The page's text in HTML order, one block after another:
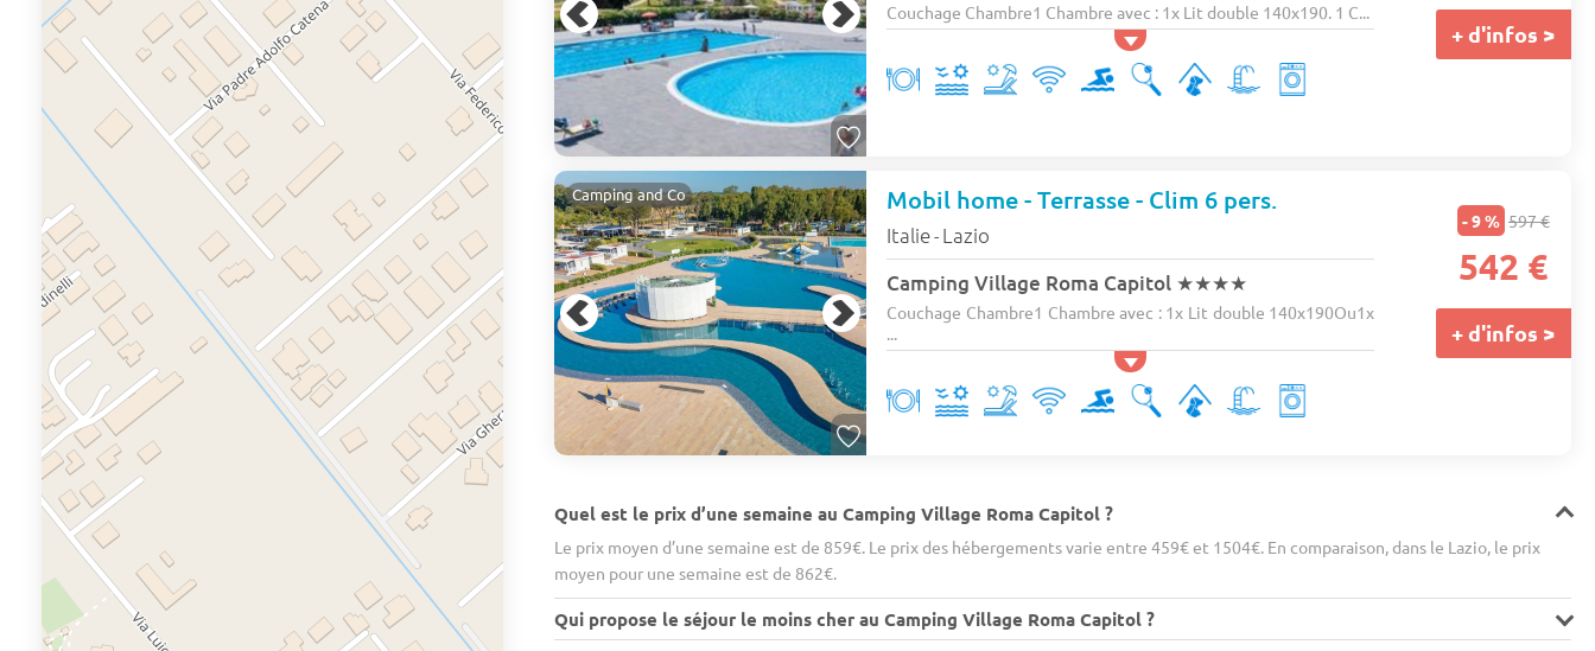
Couchage Chambre1 Chambre avec : 1x Lit double 140x190. 1 C...
+ d'infos >
Camping and Co Mobil home - Terrasse - Clim 6 pers.
Italie- Lazio
Camping Village Roma Capitol ★★★★
Couchage Chambre1 Chambre avec : 1x Lit double 140x190Ou1x
...
- 9 % 597 €
542 €
+ d'infos >
Quel est le prix d’une semaine au Camping Village Roma Capitol ?
Le prix moyen d’une semaine est de 859€. Le prix des hébergements varie entre 459€ et 1504€. En comparaison, dans le Lazio, le prix
moyen pour une semaine est de 862€.
Qui propose le séjour le moins cher au Camping Village Roma Capitol ?